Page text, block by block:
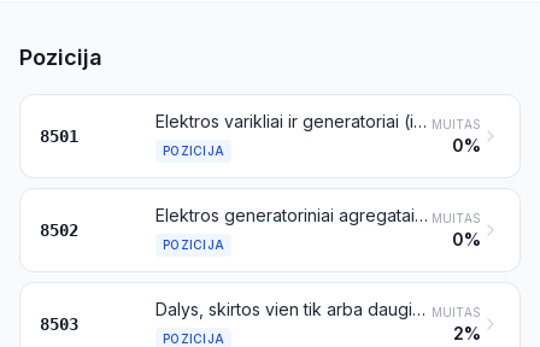
Pozicija
8501
Elektros varikliai ir generatoriai (išskyrus generatorinius agregatus)
POZICIJA
MUITAS
0%
8502
Elektros generatoriniai agregatai ir vieninkariai elektros keitikliai
POZICIJA
MUITAS
0%
8503
Dalys, skirtos vien tik arba daugiausia su mašinomis, priskiriamomis 8501 arba 8502 pozicijai
POZICIJA
MUITAS
2%